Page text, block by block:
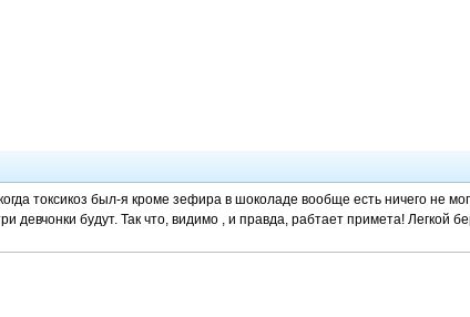
токсикоз был-я кроме зефира в шоколаде вообще есть ничего не
девчонки будут. Так что, видимо , и правда, рабтает примета! Легкой